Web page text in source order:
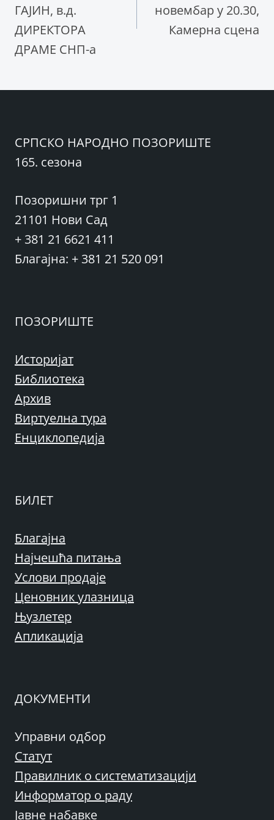
ГАЈИН, в.д.
ДИРЕКТОРA
ДРАМЕ СНП-а
новембар у 20.30,
Камерна сцена
СРПСКО НАРОДНО ПОЗОРИШТЕ
165. сезона
Позоришни трг 1
21101 Нови Сад
+ 381 21 6621 411
Благајна: + 381 21 520 091
ПОЗОРИШТЕ
Историјат
Библиотека
Архив
Виртуелна тура
Енциклопедија
БИЛЕТ
Благајна
Најчешћа питања
Услови продаје
Ценовник улазница
Њузлетер
Апликација
ДОКУМЕНТИ
Управни одбор
Статут
Правилник о систематизацији
Информатор о раду
Јавне набавке